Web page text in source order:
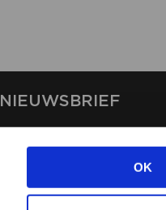
OK
NIEUWSBRIEF
laatste nieuws via de